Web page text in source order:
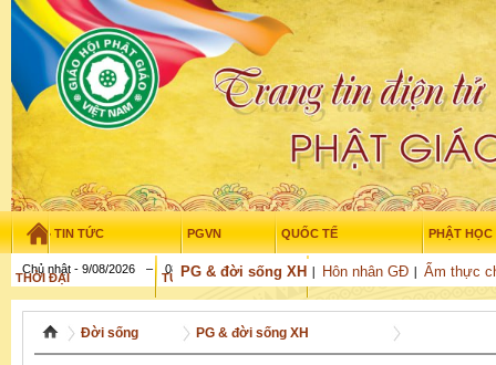
TIN TỨC PGVN QUỐC TẾ PHẬT HỌC
THỜI ĐẠI TUỔI TRẺ NGHIÊN CỨU
PG & đời sống XH Hôn nhân GĐ Ẩm thực
Chủ nhật - 9/08/2026 – 08 :21 13
Đời sống PG & đời sống XH